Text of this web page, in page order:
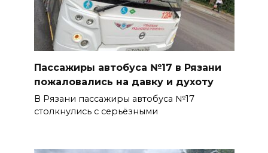
Пассажиры автобуса №17 в Рязани
пожаловались на давку и духоту
В Рязани пассажиры автобуса №17
столкнулись с серьёзными